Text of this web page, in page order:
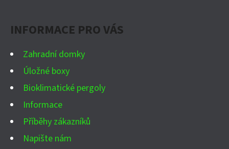
INFORMACE PRO VÁS
Zahradní domky
Úložné boxy
Bioklimatické pergoly
Informace
Příběhy zákazníků
Napište nám